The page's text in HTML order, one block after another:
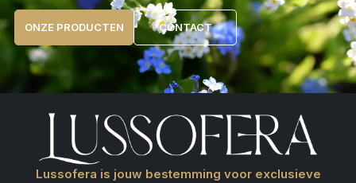
ONZE PRODUCTEN CONTACT
Lussofera is jouw bestemming voor exclusieve